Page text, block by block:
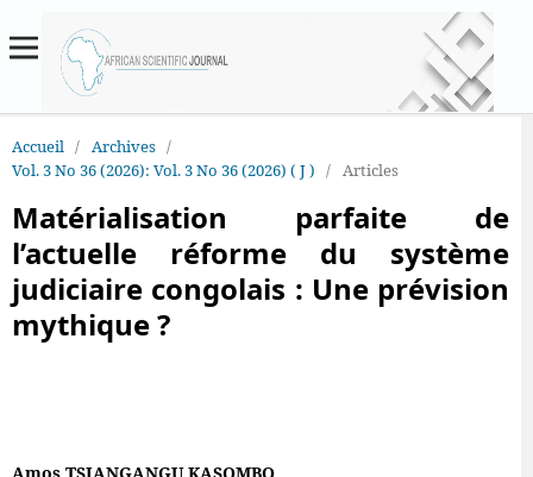
Accueil / Archives /
Vol. 3 No 36 (2026): Vol. 3 No 36 (2026) ( J ) / Articles
Matérialisation parfaite de
l’actuelle réforme du système
judiciaire congolais : Une prévision
mythique ?